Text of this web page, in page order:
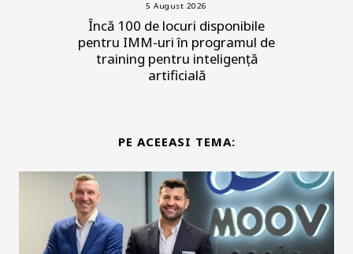
5 August 2026
Încă 100 de locuri disponibile
pentru IMM-uri în programul de
training pentru inteligență
artificială
PE ACEEASI TEMA: